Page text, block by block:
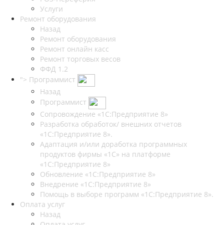
Услуги
Ремонт оборудования
Назад
Ремонт оборудования
Ремонт онлайн касс
Ремонт торговых весов
ФФД 1.2
"> Программист
Назад
Программист
Сопровождение «1С:Предприятие 8»
Разработка обработок/ внешних отчетов
«1С:Предприятие 8».
Адаптация и/или доработка программных
продуктов фирмы «1С» на платформе
«1С:Предприятие 8»
Обновление «1С:Предприятие 8»
Внедрение «1С:Предприятие 8»
Помощь в выборе программ «1С:Предприятие 8».
Оплата услуг
Назад